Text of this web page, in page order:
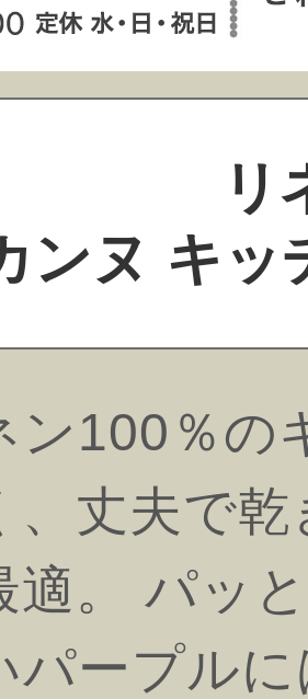
リ
ンヌ キッ
ン100％の
、丈夫で
適。 パッ
パープル